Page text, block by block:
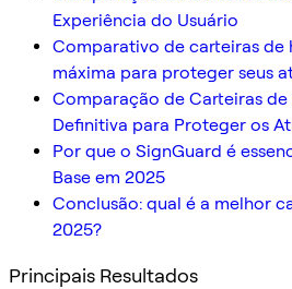
Experiência do Usuário
Comparativo de carteiras de
máxima para proteger seus
Comparação de Carteiras de
Definitiva para Proteger os
Por que o SignGuard é
Base em 2025
Conclusão: qual é a melhor
2025?
Principais Resultados